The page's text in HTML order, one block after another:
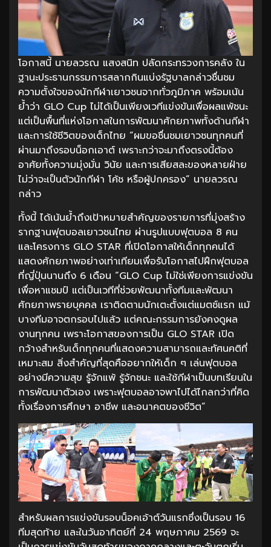
โอกาสนี้ นายลวรณ แสงสนิท ปลัดกระทรวงการคลัง ใน
ฐานะประธานกรรมการสลากกินแบ่งรัฐบาลกล่าวชื่นชม
ความตั้งใจของนักกีฬาเยาวชนจากทั่วภูมิภาค พร้อมเน้น
ย้ำว่า GLO Cup ไม่ได้เป็นเพียงเวทีแข่งขันเพื่อผลแพ้ชนะ
แต่เป็นพื้นที่แห่งโอกาสในการพัฒนาศักยภาพทั้งด้านกีฬา
และการใช้ชีวิตของเด็กไทย “ผมขอชื่นชมเยาวชนทุกคนที่
ผ่านมาถึงรอบน็อกเอาต์ เพราะกว่าจะมาถึงตรงนี้ต้อง
อาศัยทั้งความมุ่งมั่น วินัย และการเสียสละของหลายฝ่าย
ไม่ว่าจะเป็นตัวนักกีฬา โค้ช หรือผู้ปกครอง” นายลวรณ
กล่าว
ทั้งนี้ ได้เน้นย้ำถึงเป้าหมายสำคัญของรายการที่มุ่งสร้าง
รากฐานฟุตบอลเยาวชนไทย ผ่านรูปแบบฟุตบอล 8 คน
และโครงการ GLO STAR ที่เปิดโอกาสให้เด็กทุกคนได้
แสดงศักยภาพอย่างเท่าเทียมเพื่อรับโอกาสไปฝึกฟุตบอล
ที่ญี่ปุ่นนานถึง 6 เดือน “GLO Cup ไม่ใช่เพียงการแข่งขัน
เพื่อหาแชมป์ แต่เป็นเวทีที่ช่วยพัฒนาทั้งทีมและพัฒนา
ศักยภาพรายบุคคล เราติดตามนักเตะตั้งแต่แมตช์แรก แม้
บางทีมอาจตกรอบไปแล้ว แต่คณะกรรมการยังคงดูผล
งานทุกคน เพราะโอกาสของการเป็น GLO STAR เปิด
กว้างสำหรับเด็กทุกคนที่แสดงความสามารถและทัศนคติที่
เหมาะสม สิ่งสำคัญที่สุดคืออยากให้เด็ก ๆ เล่นฟุตบอล
อย่างมีความสุข รู้จักแพ้ รู้จักชนะ และใช้กีฬาเป็นบทเรียนใน
การพัฒนาตัวเอง เพราะฟุตบอลอาจพาไปได้ไกลกว่าที่คิด
ทั้งเรื่องการศึกษา อาชีพ และอนาคตของชีวิต”
สำหรับผลการแข่งขันรอบน็อคเอ้าต์วันแรกซึ่งเป็นรอบ 16
ทีมสุดท้าย และในวันอาทิตย์ที่ 24 พฤษภาคม 2569 จะ